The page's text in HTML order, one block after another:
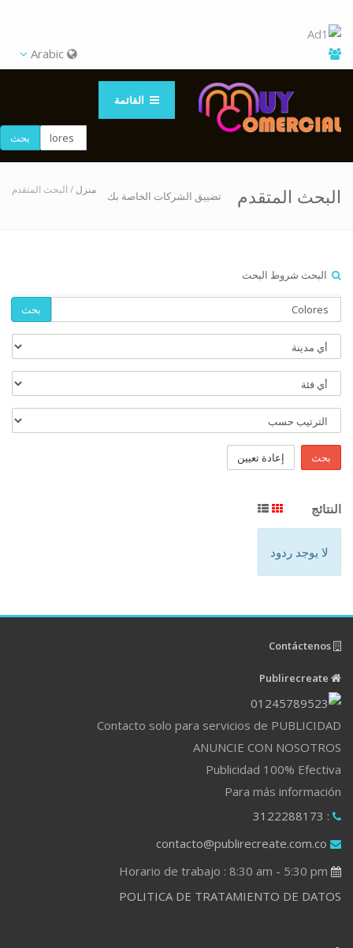
القائمة
بحث
البحث المتقدم تضييق الشركات الخاصة بك منزل / البحث المتقدم
البحث شروط البحث
بحث
بحث إعادة تعيين
النتائج
لا يوجد ردود
Contacto solo para servicios de PUBLICIDAD
ANUNCIE CON NOSOTROS
Publicidad 100% Efectiva
Para más información
: 3122288173
contacto@publirecreate.com.co
POLITICA DE TRATAMIENTO DE DATOS